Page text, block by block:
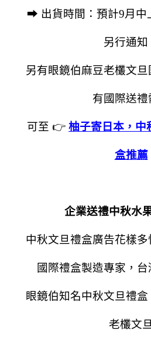
➡ 出貨時間：預計9月中
另行通知
另有眼鏡伯麻豆老欉文
有國際送禮
可至 👉 柚子寄日本，中
盒推薦
企業送禮中秋水
中秋文旦禮盒廣告花樣多
國際禮盒製造專家，台
眼鏡伯知名中秋文旦禮
老欉文